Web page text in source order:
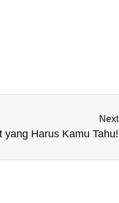
Next
yang Harus Kamu Tahu!